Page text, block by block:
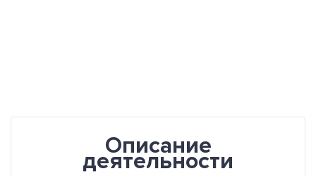
Описание
деятельности